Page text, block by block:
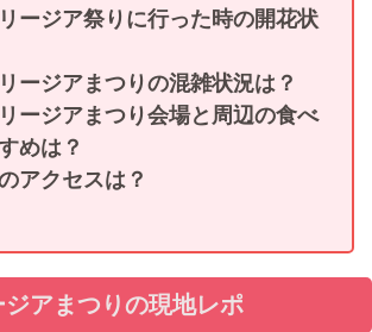
ージア祭りに行った時の開花状
ージアまつりの混雑状況は？
ージアまつり会場と周辺の食べ
めは？
アクセスは？
ジアまつりの現地レポ